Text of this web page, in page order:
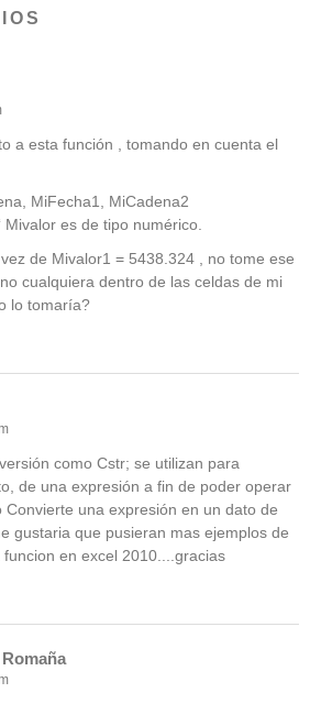
a esta función , tomando en cuenta el
MiFecha1, MiCadena2
Mivalor es de tipo numérico.
de Mivalor1 = 5438.324 , no tome ese
cualquiera dentro de las celdas de mi
lo tomaría?
como Cstr; se utilizan para
de una expresión a fin de poder operar
Convierte una expresión en un dato de
gustaria que pusieran mas ejemplos de
en excel 2010....gracias